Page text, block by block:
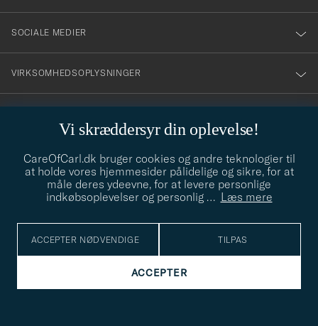
Vi skræddersyr din oplevelse!
CareOfCarl.dk bruger cookies og andre teknologier til
at holde vores hjemmesider pålidelige og sikre, for at
måle deres ydeevne, for at levere personlige
indkøbsoplevelser og personlig … Læs mere
ACCEPTER NØDVENDIGE TILPAS
ACCEPTER
SOCIALE MEDIER
VIRKSOMHEDSOPLYSNINGER
info@careofcarl.dk
Behøver du hjælp til at finde din stil? Lad os hjælpe dig, vi hjælper
gerne til!
STILRÅD